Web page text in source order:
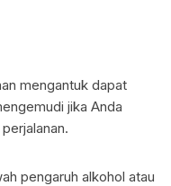
mengantuk dapat
jika Anda
pengaruh alkohol atau